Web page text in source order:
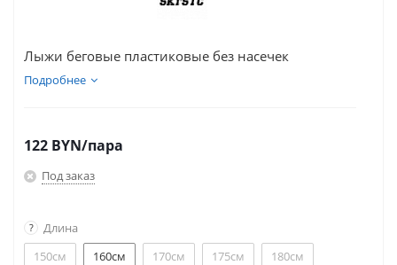
Лыжи беговые пластиковые без насечек
Подробнее
122 BYN/пара
Под заказ
?
Длина
150см
160см 170см 175см 180см